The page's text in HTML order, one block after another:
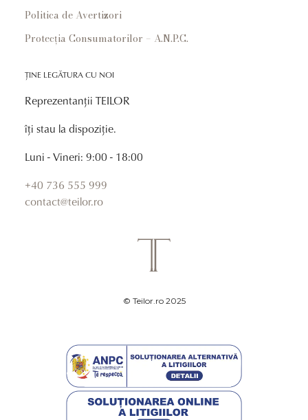
Politica de Avertizori
Protecția Consumatorilor – A.N.P.C.
ȚINE LEGĂTURA CU NOI
Reprezentanții TEILOR
îți stau la dispoziție.
Luni - Vineri: 9:00 - 18:00
+40 736 555 999
contact@teilor.ro
© Teilor.ro 2025